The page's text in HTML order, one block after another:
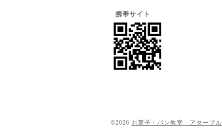
携帯サイト
©2026 お菓子・パン教室 アターブル